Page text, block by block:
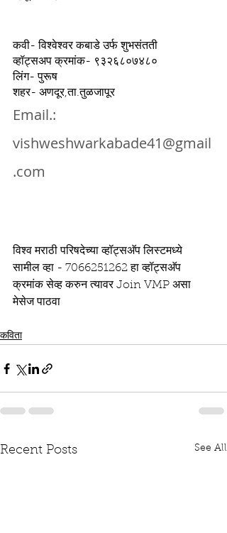
कवी- विश्वेश्वर कबाडे उर्फ शुभसंतती
व्हॉट्सअप क्रमांक- ९३२६८०७४८०
लिंग- पुरूष
शहर- अणदूर,ता.तुळजापूर
Email.:
vishweshwarkabade41@gmail
.com
विश्व मराठी परिषदेच्या व्हॉट्सअ‍ॅप लिस्टमध्ये
सामील व्हा - 7066251262 हा व्हॉट्सअ‍ॅप
क्रमांक सेव्ह करुन त्यावर Join VMP असा
मेसेज पाठवा
कविता
Recent Posts See All